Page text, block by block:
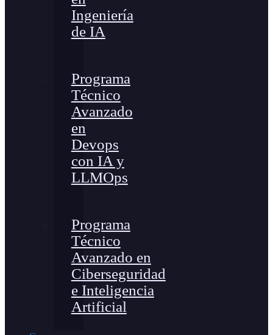
Ingeniería
de IA
Programa
Técnico
Avanzado
en
Devops
con IA y
LLMOps
Programa
Técnico
Avanzado en
Ciberseguridad
e Inteligencia
Artificial